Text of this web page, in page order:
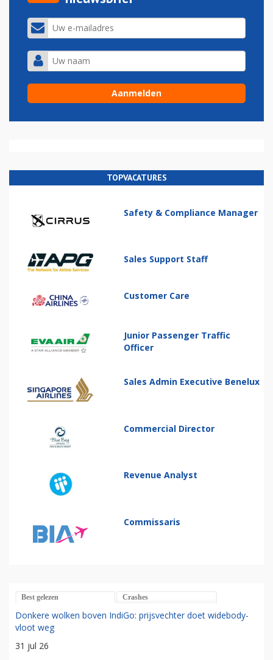
TOPVACATURES
Safety & Compliance Manager
Sales Support Staff
Customer Care
Junior Passenger Traffic
Officer
Sales Admin Executive Benelux
Commercial Director
Revenue Analyst
Commissaris
Best gelezen Crashes
Donkere wolken boven IndiGo: prijsvechter doet widebody-
vloot weg
31 jul 26